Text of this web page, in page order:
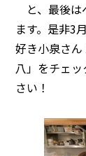
と、最後は
ます。是非3
好き小泉さ
八」をチェ
さい！